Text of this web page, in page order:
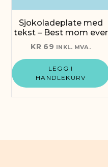
Sjokoladeplate med
tekst – Best mom ever
KR69 INKL. MVA.
LEGG I
HANDLEKURV